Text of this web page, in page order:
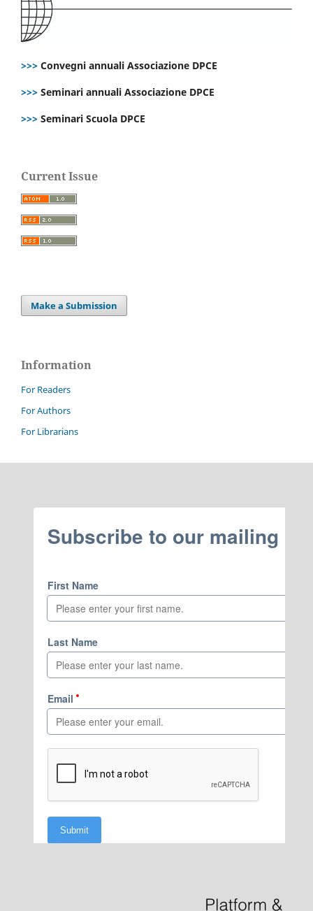
>>> Convegni annuali Associazione DPCE
>>> Seminari annuali Associazione DPCE
>>> Seminari Scuola DPCE
Current Issue
Make a Submission
Information
For Readers
For Authors
For Librarians